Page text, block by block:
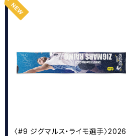
〈#9 ジグマルス・ライモ選手〉2026